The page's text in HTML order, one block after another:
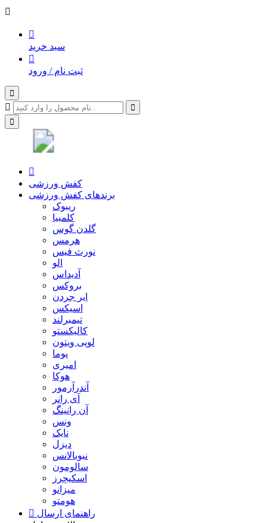
سبد خرید
ثبت نام / ورود
کفش ورزشی
برندهای کفش ورزشی
ریبوک
کلمبیا
گلدن گوس
هرمس
نورث فیس
الو
آدیداس
بروکس
ایر جردن
اسیکس
تیمبرلند
کالیکستو
لویی ویتون
پوما
امیری
هوکا
آندرآرمور
آی رانر
آن رانینگ
ونس
نایک
دیزل
نیوبالانس
سالومون
اسکیچرز
میزانو
هومتو
راهنمای ارسال